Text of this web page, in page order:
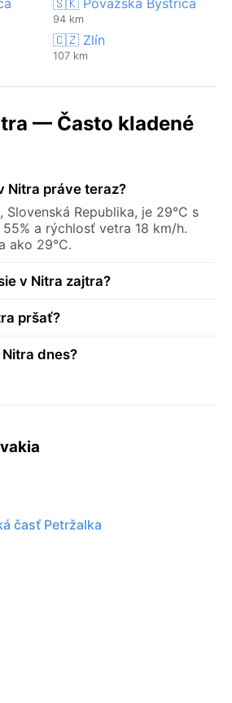
94 km
🇨🇿 Zlín
107 km
— Často kladené
Nitra práve teraz?
Republika, je 29°C s
a rýchlosť vetra 18 km/h.
ako 29°C.
v Nitra zajtra?
pršať?
dnes?
časť Petržalka